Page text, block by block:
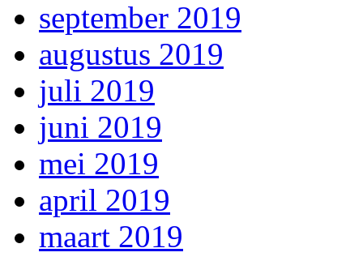
september 2019
augustus 2019
juli 2019
juni 2019
mei 2019
april 2019
maart 2019